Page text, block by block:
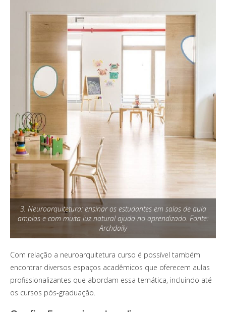
3. Neuroarquitetura: ensinar os estudantes em salas de aula
amplas e com muita luz natural ajuda no aprendizado. Fonte:
Archdaily
Com relação a neuroarquitetura curso é possível também
encontrar diversos espaços acadêmicos que oferecem aulas
profissionalizantes que abordam essa temática, incluindo até
os cursos pós-graduação.